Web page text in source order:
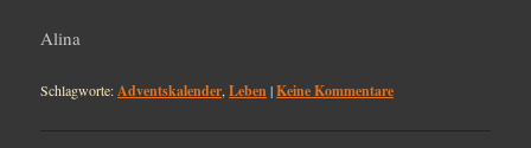
Alina
Schlagworte:Adventskalender,Leben|Keine Kommentare